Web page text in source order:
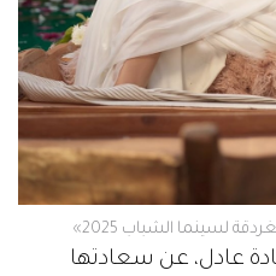
لسينما الشباب 2025»
عادل، عن سعادتها